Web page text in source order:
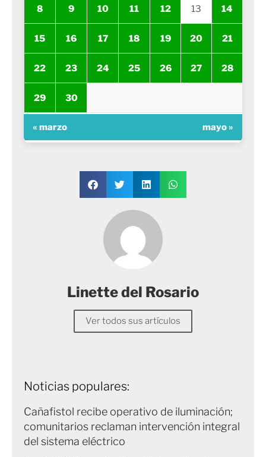
8 9 10 11 12 13 14
15 16 17 18 19 20 21
22 23 24 25 26 27 28
29 30
« marzo mayo »
Linette del Rosario
Ver todos sus artículos
Noticias populares:
Cañafistol recibe operativo de iluminación;
comunitarios reclaman intervención integral
del sistema eléctrico